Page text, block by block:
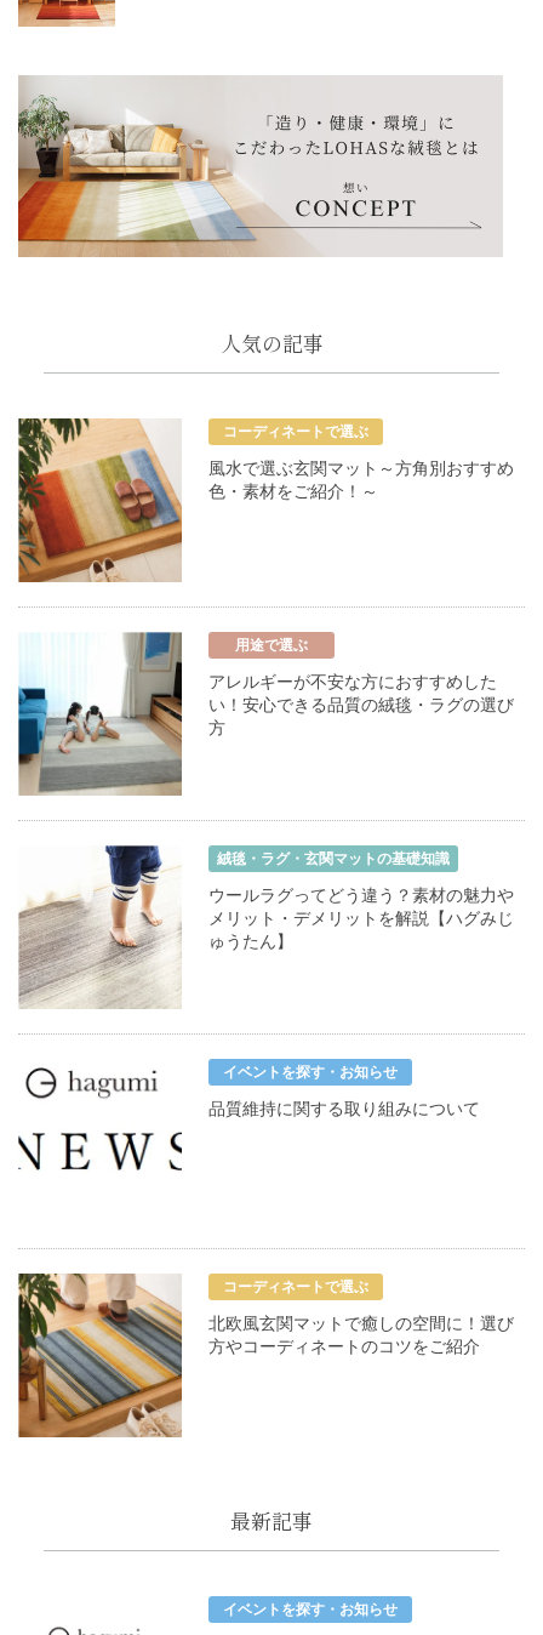
人気の記事
コーディネートで選ぶ
風水で選ぶ玄関マット～方角別おすすめ
色・素材をご紹介！～
用途で選ぶ
アレルギーが不安な方におすすめした
い！安心できる品質の絨毯・ラグの選び
方
絨毯・ラグ・玄関マットの基礎知識
ウールラグってどう違う？素材の魅力や
メリット・デメリットを解説【ハグみじ
ゅうたん】
イベントを探す・お知らせ
品質維持に関する取り組みについて
コーディネートで選ぶ
北欧風玄関マットで癒しの空間に！選び
方やコーディネートのコツをご紹介
最新記事
イベントを探す・お知らせ